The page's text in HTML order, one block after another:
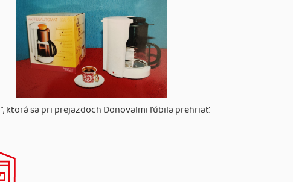
ktorá sa pri prejazdoch Donovalmi ľúbila prehriať.